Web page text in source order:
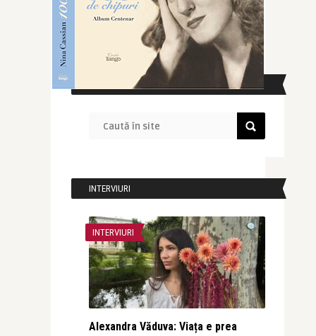
CAUTĂ ÎN SITE
INTERVIURI
INTERVIURI
Alexandra Văduva: Viața e prea